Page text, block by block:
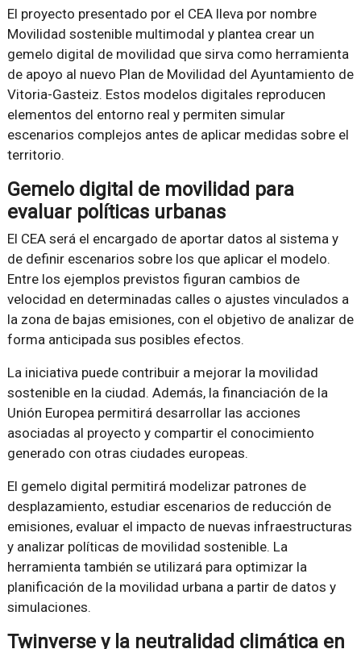
El proyecto presentado por el CEA lleva por nombre
Movilidad sostenible multimodal y plantea crear un
gemelo digital de movilidad que sirva como herramienta
de apoyo al nuevo Plan de Movilidad del Ayuntamiento de
Vitoria-Gasteiz. Estos modelos digitales reproducen
elementos del entorno real y permiten simular
escenarios complejos antes de aplicar medidas sobre el
territorio.
Gemelo digital de movilidad para
evaluar políticas urbanas
El CEA será el encargado de aportar datos al sistema y
de definir escenarios sobre los que aplicar el modelo.
Entre los ejemplos previstos figuran cambios de
velocidad en determinadas calles o ajustes vinculados a
la zona de bajas emisiones, con el objetivo de analizar de
forma anticipada sus posibles efectos.
La iniciativa puede contribuir a mejorar la movilidad
sostenible en la ciudad. Además, la financiación de la
Unión Europea permitirá desarrollar las acciones
asociadas al proyecto y compartir el conocimiento
generado con otras ciudades europeas.
El gemelo digital permitirá modelizar patrones de
desplazamiento, estudiar escenarios de reducción de
emisiones, evaluar el impacto de nuevas infraestructuras
y analizar políticas de movilidad sostenible. La
herramienta también se utilizará para optimizar la
planificación de la movilidad urbana a partir de datos y
simulaciones.
Twinverse y la neutralidad climática en